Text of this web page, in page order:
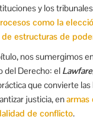
y los tribunales
como la
estructuras de
nos sumergimos
del Derecho: el Lawfare
que convierte
justicia, enarmas
de conflicto.